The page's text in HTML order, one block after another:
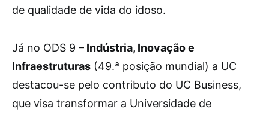
de qualidade de vida do idoso.
Já no ODS 9 – Indústria, Inovação e
Infraestruturas (49.ª posição mundial) a UC
destacou-se pelo contributo do UC Business,
que visa transformar a Universidade de